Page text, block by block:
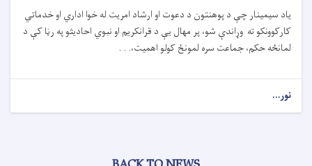
یاد سیمینار چې د پوهنتون د دعوت او ارشاد امریت له خوا اداري او خدماتي
کارکوونکو ته وړاندې شو، پر مهال یې د قرانکریم او نبوي احادیثو په رڼا کې د
لمانځه حکم، جماعت سره لمونځ کولو اهمیت،. . .
نور...